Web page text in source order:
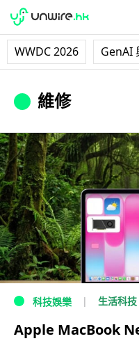
WWDC 2026 GenAI
維修
科技娛樂 生活科技
Apple MacBook